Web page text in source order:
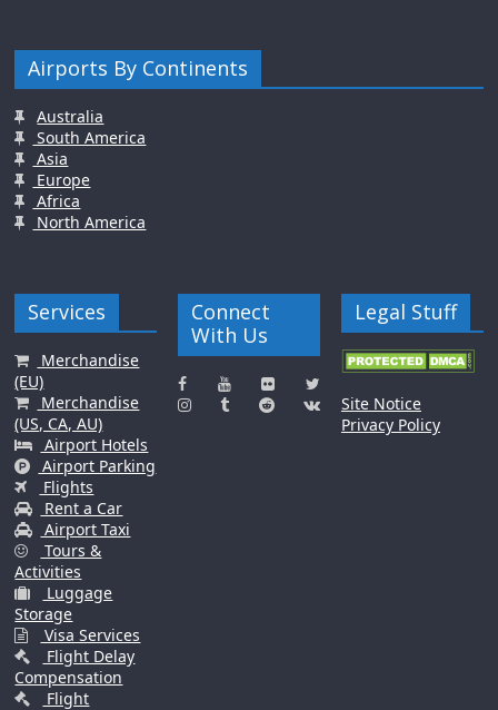
Airports By Continents
Australia
South America
Asia
Europe
Africa
North America
Services
Merchandise
(EU)
Merchandise
(US, CA, AU)
Airport Hotels
Airport Parking
Flights
Rent a Car
Airport Taxi
Tours &
Activities
Luggage
Storage
Visa Services
Flight Delay
Compensation
Flight
Connect
With Us
Legal Stuff
Site Notice
Privacy Policy